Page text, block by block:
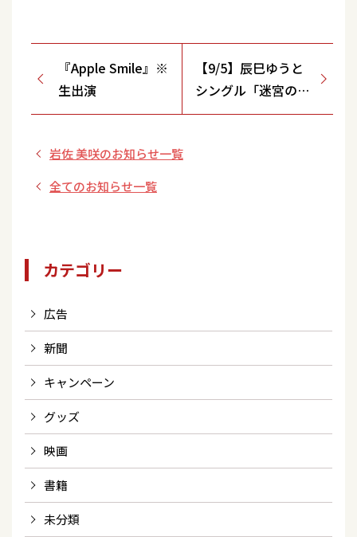
『Apple Smile』※
生出演
【9/5】辰巳ゆうと
シングル「迷宮のマ
リア」発売記念 歌
岩佐 美咲のお知らせ一覧
全てのお知らせ一覧
カテゴリー
広告
新聞
キャンペーン
グッズ
映画
書籍
未分類